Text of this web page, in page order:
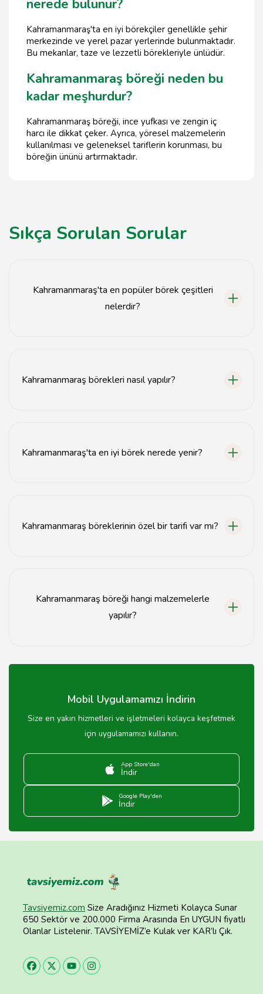
nerede bulunur?
Kahramanmaraş'ta en iyi börekçiler genellikle şehir
merkezinde ve yerel pazar yerlerinde bulunmaktadır.
Bu mekanlar, taze ve lezzetli börekleriyle ünlüdür.
Kahramanmaraş böreği neden bu
kadar meşhurdur?
Kahramanmaraş böreği, ince yufkası ve zengin iç
harcı ile dikkat çeker. Ayrıca, yöresel malzemelerin
kullanılması ve geleneksel tariflerin korunması, bu
böreğin ününü artırmaktadır.
Sıkça Sorulan Sorular
Kahramanmaraş'ta en popüler börek çeşitleri
nelerdir?
Kahramanmaraş börekleri nasıl yapılır?
Kahramanmaraş'ta en iyi börek nerede yenir?
Kahramanmaraş böreklerinin özel bir tarifi var mı?
Kahramanmaraş böreği hangi malzemelerle
yapılır?
çeşitli iç malzemelerle yapılır.
Mobil Uygulamamızı İndirin
Size en yakın hizmetleri ve işletmeleri kolayca keşfetmek
için uygulamamızı kullanın.
App Store'dan
İndir
Google Play'den
İndir
Tavsiyemiz.com Size Aradığınız Hizmeti Kolayca Sunar
650 Sektör ve 200.000 Firma Arasında En UYGUN fiyatlı
Olanlar Listelenir. TAVSİYEMİZ’e Kulak ver KAR’lı Çık.